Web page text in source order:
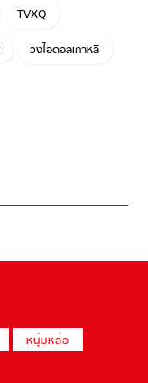
TVXQ
วงไอดอลเกาหลี
หนุ่มหล่อ